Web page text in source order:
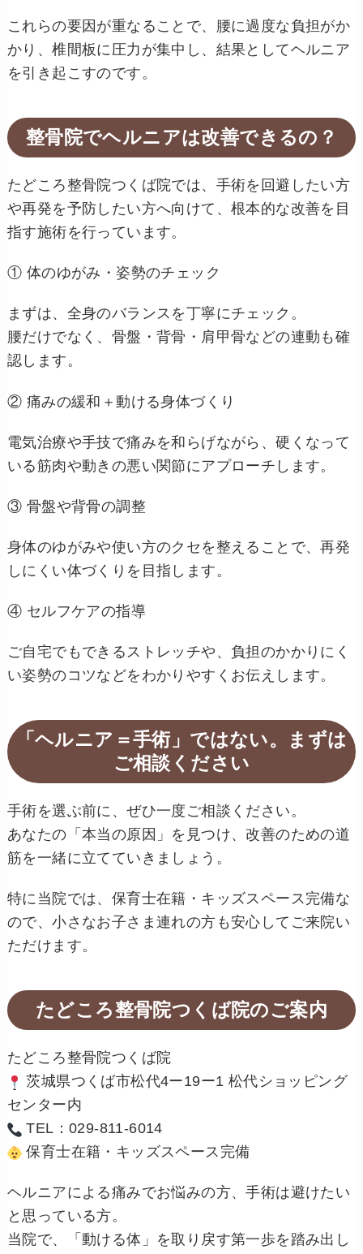
これらの要因が重なることで、腰に過度な負担がか
かり、椎間板に圧力が集中し、結果としてヘルニア
を引き起こすのです。
整骨院でヘルニアは改善できるの？
たどころ整骨院つくば院では、手術を回避したい方
や再発を予防したい方へ向けて、根本的な改善を目
指す施術を行っています。
① 体のゆがみ・姿勢のチェック
まずは、全身のバランスを丁寧にチェック。
腰だけでなく、骨盤・背骨・肩甲骨などの連動も確
認します。
② 痛みの緩和＋動ける身体づくり
電気治療や手技で痛みを和らげながら、硬くなって
いる筋肉や動きの悪い関節にアプローチします。
③ 骨盤や背骨の調整
身体のゆがみや使い方のクセを整えることで、再発
しにくい体づくりを目指します。
④ セルフケアの指導
ご自宅でもできるストレッチや、負担のかかりにく
い姿勢のコツなどをわかりやすくお伝えします。
「ヘルニア＝手術」ではない。まずは
ご相談ください
手術を選ぶ前に、ぜひ一度ご相談ください。
あなたの「本当の原因」を見つけ、改善のための道
筋を一緒に立てていきましょう。
特に当院では、保育士在籍・キッズスペース完備な
ので、小さなお子さま連れの方も安心してご来院い
ただけます。
たどころ整骨院つくば院のご案内
たどころ整骨院つくば院
茨城県つくば市松代4ー19ー1 松代ショッピング
センター内
TEL：029-811-6014
保育士在籍・キッズスペース完備
ヘルニアによる痛みでお悩みの方、手術は避けたい
と思っている方。
当院で、「動ける体」を取り戻す第一歩を踏み出し